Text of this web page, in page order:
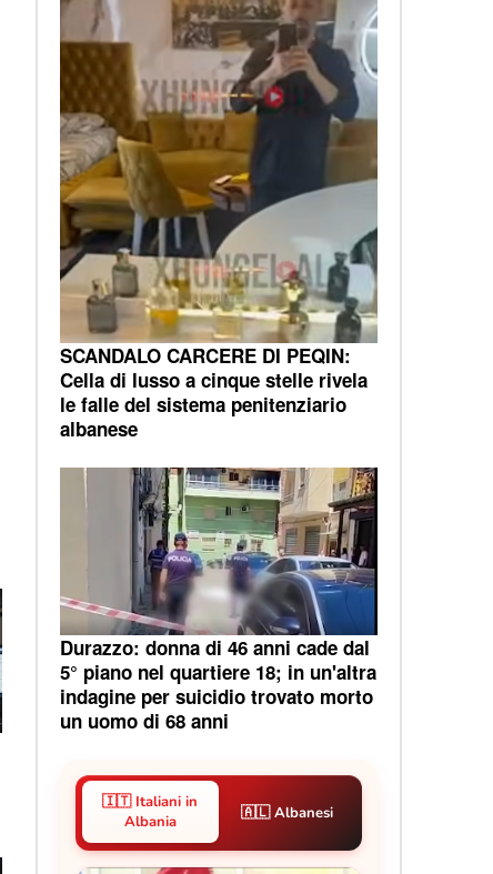
SCANDALO CARCERE DI PEQIN:
Cella di lusso a cinque stelle rivela
le falle del sistema penitenziario
albanese
Durazzo: donna di 46 anni cade dal
5° piano nel quartiere 18; in un'altra
indagine per suicidio trovato morto
un uomo di 68 anni
🇮🇹 Italiani in
Albania
🇦🇱 Albanesi